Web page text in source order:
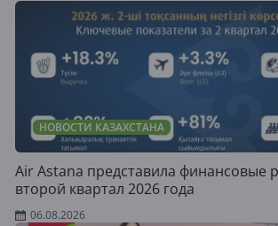
НОВОСТИ КАЗАХСТАНА
Air Astana представила финансовые
второй квартал 2026 года
06.08.2026